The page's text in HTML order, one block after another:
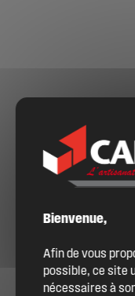
Bienvenue,
Afin de vous
possible, ce site
nécessaires à